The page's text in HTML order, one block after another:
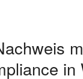
in